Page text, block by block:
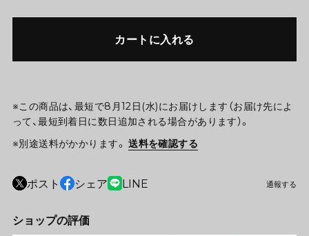
カートに入れる
※この商品は、最短で8月12日(水)にお届けします（お届け先によ
って、最短到着日に数日追加される場合があります）。
※別途送料がかかります。 送料を確認する
ポスト シェア LINE 通報する
ショップの評価